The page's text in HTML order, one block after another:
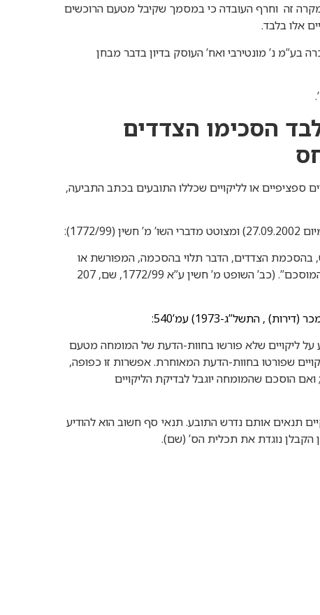
זה וחרף העובדה כי במסמך שקיבל מטעם הרוכשים
אלו בלבד.
88 חברת יצחק ניימן להשכרה בע”מ נ’ מונטירבי ואח’ העוסק בדיון בדבר מבחן
הסכימו הצדדים
ספציפיים או לליקויים שכללו התובעים בכתב התביעה,
ומצוטט מדברי השו’ מ’ חשין (1772/99):
בהסכמת הצדדים, הדבר תלוי בהסכמה, המפורשת או
המשתמעת, של בעלי הדין, בדבר תפקידו והיקף קביעותיו של המומחה המוסכם”. (כב’ השופט מ’ חשין ע”א 1772/99, שם, 207
, התשל”ג-1973) עמ’540:
ליקויים שלא פורשו בחוות-הדעת של המומחה מטעם
שפורטו בחוות-הדעת המאוחרת. אפשרות זו כפופה,
הוסכם שהמומחה יוגבל לבדיקת הליקויים
תנאים אותם נדרש התובע. תנאי סף חשוב הוא להודיע
הקבלן נוגדת את תכלית הס’ (שם).